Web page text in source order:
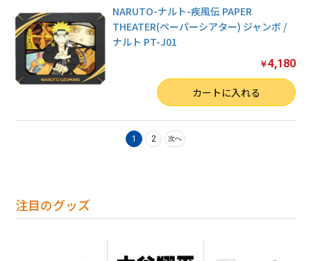
注目のグッズ
NARUTO-ナルト-疾風伝 PAPER
THEATER(ペーパーシアター) ジャンボ /
ナルト PT-J01
￥4,180
カートに入れる
1 2 次へ